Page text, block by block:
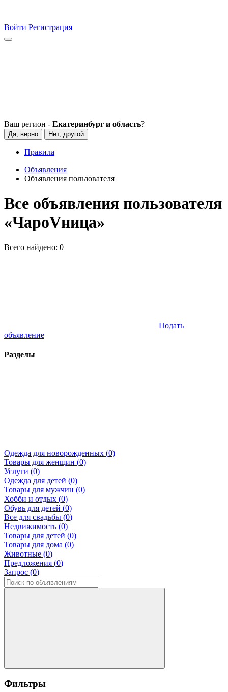
Войти Регистрация
Ваш регион - Екатеринбург и область?
Да, верно Нет, другой
Правила
Объявления
Объявления пользователя
Все объявления пользователя
«ЧароVница»
Всего найдено: 0
Подать
объявление
Разделы
Одежда для новорожденных (0)
Товары для женщин (0)
Услуги (0)
Одежда для детей (0)
Товары для мужчин (0)
Хобби и отдых (0)
Обувь для детей (0)
Все для свадьбы (0)
Недвижимость (0)
Товары для детей (0)
Товары для дома (0)
Животные (0)
Предложения (0)
Запрос (0)
Фильтры